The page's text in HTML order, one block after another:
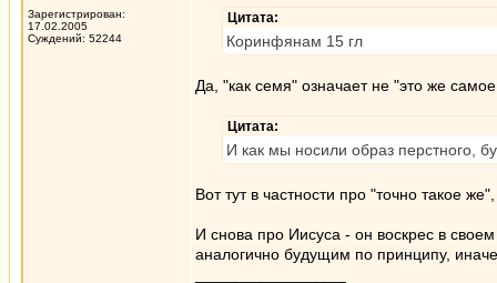
Зарегистрирован:
17.02.2005
Суждений: 52244
Цитата:
Коринфянам 15 гл
Да, "как семя" означает не "это же
Цитата:
И как мы носили образ перстного,
Вот тут в частности про "точно такое
И снова про Иисуса - он воскрес в
аналогично будущим по принципу,